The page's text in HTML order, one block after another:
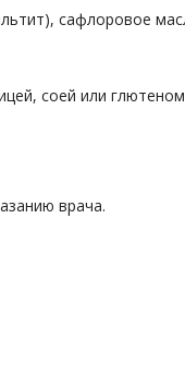
сафлоровое
соей или
врача.